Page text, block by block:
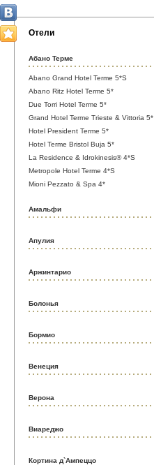
Отели
Абано Терме
Abano Grand Hotel Terme 5*S
Abano Ritz Hotel Terme 5*
Due Torri Hotel Terme 5*
Grand Hotel Terme Trieste & Vittoria 5*
Hotel President Terme 5*
Hotel Terme Bristol Buja 5*
La Residence & Idrokinesis® 4*S
Metropole Hotel Terme 4*S
Mioni Pezzato & Spa 4*
Амальфи
Апулия
Аржинтарио
Болонья
Бормио
Венеция
Верона
Виареджо
Кортина д`Ампеццо